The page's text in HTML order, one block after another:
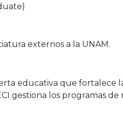
externos a la UNAM.
educativa que fortalece
gestiona los programas